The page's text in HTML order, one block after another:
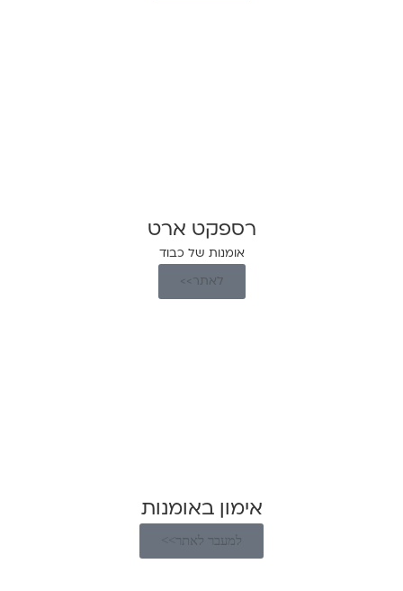
רספקט ארט
אומנות של כבוד
לאתר>>
אימון באומנות
למעבר לאתר>>